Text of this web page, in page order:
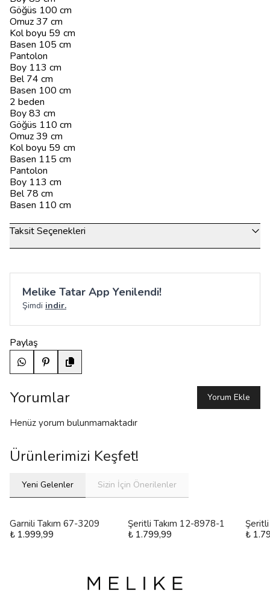
Göğüs 100 cm
Omuz 37 cm
Kol boyu 59 cm
Basen 105 cm
Pantolon
Boy 113 cm
Bel 74 cm
Basen 100 cm
2 beden
Boy 83 cm
Göğüs 110 cm
Omuz 39 cm
Kol boyu 59 cm
Basen 115 cm
Pantolon
Boy 113 cm
Bel 78 cm
Basen 110 cm
Taksit Seçenekleri
Melike Tatar App Yenilendi!
Şimdi indir.
Paylaş
Yorumlar Yorum Ekle
Henüz yorum bulunmamaktadır
Ürünlerimizi Keşfet!
Yeni Gelenler Sizin İçin Önerilenler
Garnili Takım 67-3209
₺ 1.999,99
Şeritli Takım 12-8978-1
₺ 1.799,99
₺